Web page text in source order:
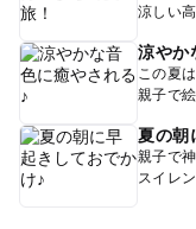
涼しい
涼やか
この夏
親子で
夏の朝
親子で
スイレ